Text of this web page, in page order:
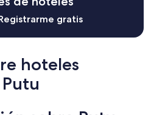
gratis
hoteles